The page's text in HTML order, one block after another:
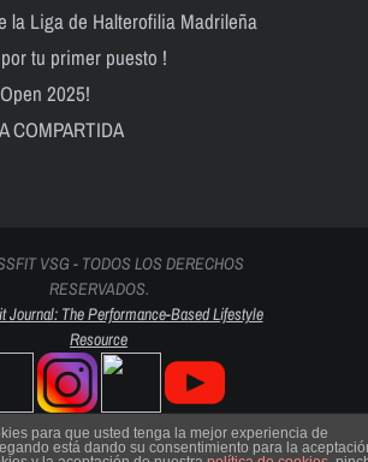
la Liga de Halterofilia Madrileña
tu primer puesto !
2025!
COMPARTIDA
VSG - TODOS LOS DERECHOS
RESERVADOS.
para que usted tenga la mejor experiencia de
está dando su consentimiento para la